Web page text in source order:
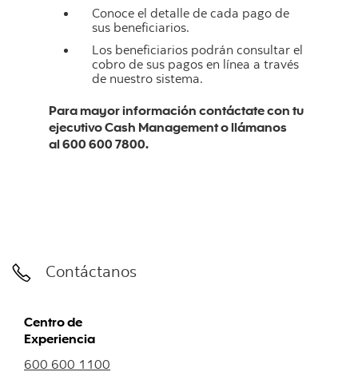
Conoce el detalle de cada pago de
sus beneficiarios.
Los beneficiarios podrán consultar el
cobro de sus pagos en línea a través
de nuestro sistema.
Para mayor información contáctate con tu
ejecutivo Cash Management o llámanos
al 600 600 7800.
Contáctanos
Centro de
Experiencia
600 600 1100